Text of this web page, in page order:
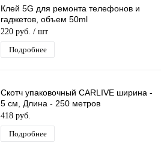
Клей 5G для ремонта телефонов и
гаджетов, объем 50ml
220 руб. / шт
Подробнее
Скотч упаковочный CARLIVE ширина -
5 см, Длина - 250 метров
418 руб.
Подробнее